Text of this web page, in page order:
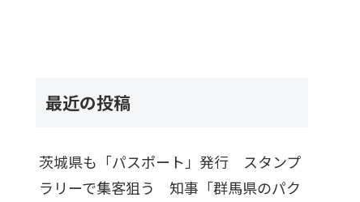
最近の投稿
茨城県も「パスポート」発行 スタンプ
ラリーで集客狙う 知事「群馬県のパク